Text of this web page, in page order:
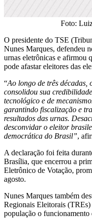
Foto:
O presidente do TSE
Nunes Marques, defendeu
urnas eletrônicas e afirmou
pode afastar eleitores das
“Ao longo de três décadas,
consolidou sua
tecnológico e de
garantindo fiscalização e
resultados das urnas.
desconvidar o eleitor
democrática do Brasil”,
A declaração foi feita
Brasília, que encerrou a
Eletrônico de Votação,
agosto.
Nunes Marques também
Regionais Eleitorais (TREs)
população o funcionamento